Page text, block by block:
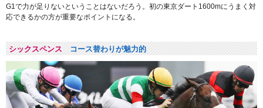
G1で力が足りないということはないだろう。初の東京ダート1600mにうまく対
応できるかの方が重要なポイントになる。
シックスペンス コース替わりが魅力的